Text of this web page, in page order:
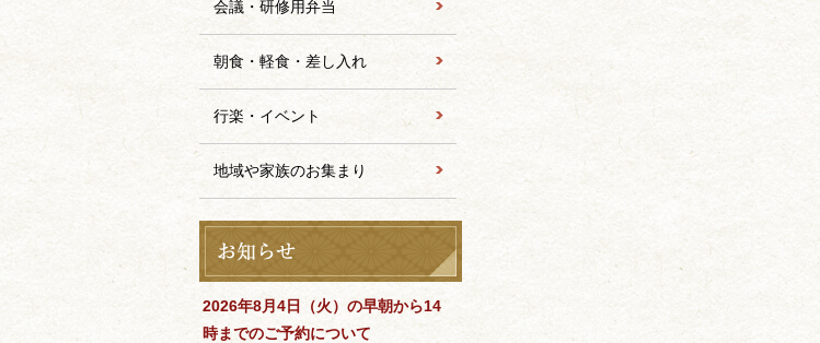
会議・研修用弁当
朝食・軽食・差し入れ
行楽・イベント
地域や家族のお集まり
お知らせ
2026年8月4日（火）の早朝から14
時までのご予約について